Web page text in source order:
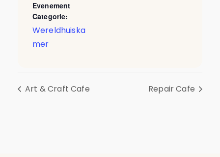
Evenement
Categorie:
Wereldhuiska
mer
Art & Craft Cafe Repair Cafe